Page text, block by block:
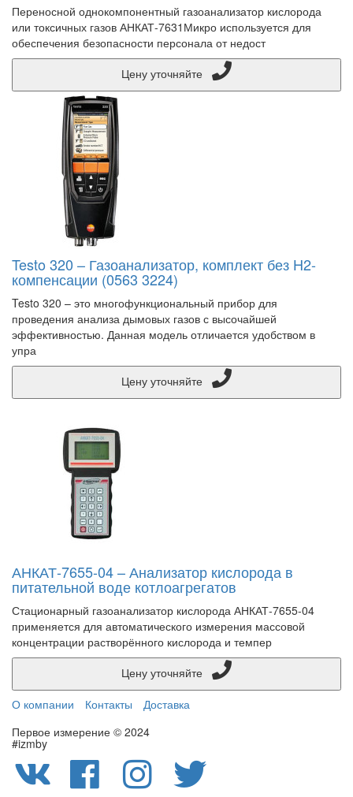
Переносной однокомпонентный газоанализатор кислорода
или токсичных газов АНКАТ-7631Микро используется для
обеспечения безопасности персонала от недост
Testo 320 – Газоанализатор, комплект без H2-
компенсации (0563 3224)
Testo 320 – это многофункциональный прибор для
проведения анализа дымовых газов с высочайшей
эффективностью. Данная модель отличается удобством в
упра
АНКАТ-7655-04 – Анализатор кислорода в
питательной воде котлоагрегатов
Стационарный газоанализатор кислорода АНКАТ-7655-04
применяется для автоматического измерения массовой
концентрации растворённого кислорода и темпер
О компании
Контакты
Доставка
Первое измерение © 2024
#izmby